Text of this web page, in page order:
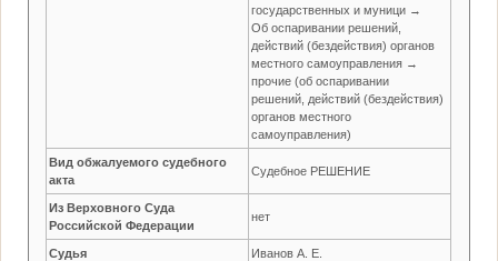
государственных и муници →
Об оспаривании решений,
действий (бездействия) органов
местного самоуправления →
прочие (об оспаривании
решений, действий (бездействия)
органов местного
самоуправления)
Вид обжалуемого судебного
акта
Судебное РЕШЕНИЕ
Из Верховного Суда
Российской Федерации
нет
Судья Иванов А. Е.